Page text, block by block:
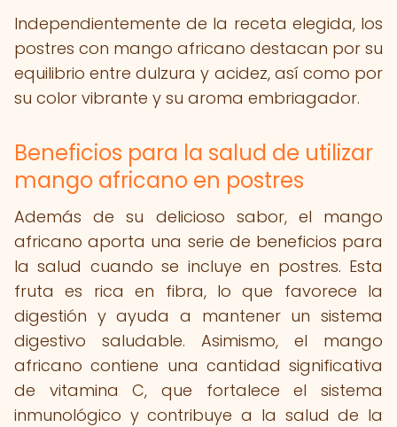
Independientemente de la receta elegida, los
postres con mango africano destacan por su
equilibrio entre dulzura y acidez, así como por
su color vibrante y su aroma embriagador.
Beneficios para la salud de utilizar
mango africano en postres
Además de su delicioso sabor, el mango
africano aporta una serie de beneficios para
la salud cuando se incluye en postres. Esta
fruta es rica en fibra, lo que favorece la
digestión y ayuda a mantener un sistema
digestivo saludable. Asimismo, el mango
africano contiene una cantidad significativa
de vitamina C, que fortalece el sistema
inmunológico y contribuye a la salud de la